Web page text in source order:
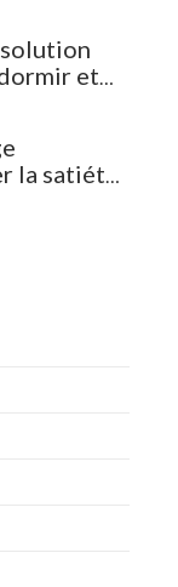
et
la satiété